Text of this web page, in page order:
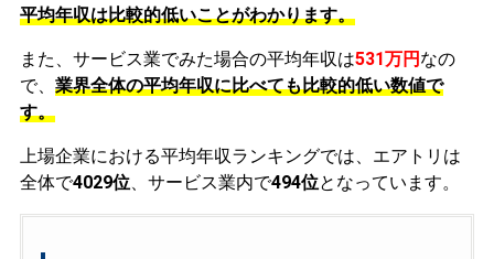
平均年収は比較的低いことがわかります。
また、サービス業でみた場合の平均年収は531万円 なの
で、 業界全体の平均年収に比べても比較的低い数値で
す。
上場企業における平均年収ランキングでは、エアトリは
全体で4029位、サービス業内で494位となっています。